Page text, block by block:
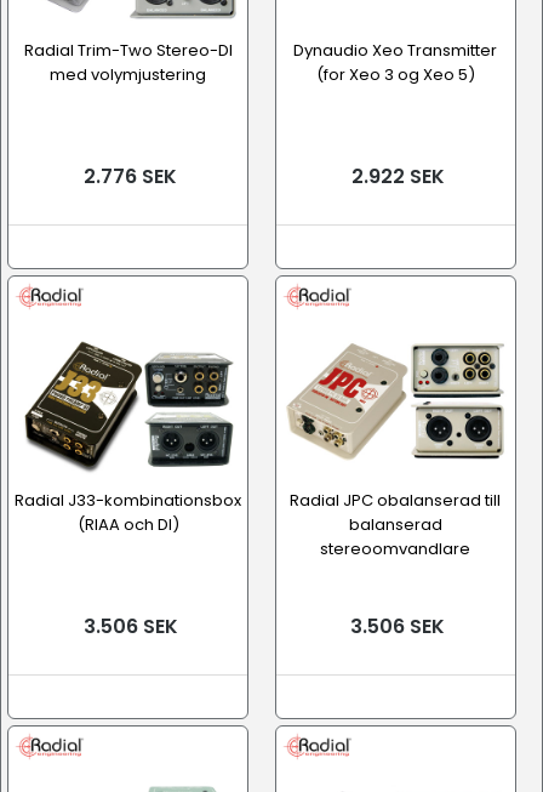
Radial Trim-Two Stereo-DI
med volymjustering
2.776 SEK
Dynaudio Xeo Transmitter
(for Xeo 3 og Xeo 5)
2.922 SEK
Radial J33-kombinationsbox
(RIAA och DI)
3.506 SEK
Radial JPC obalanserad till
balanserad
stereoomvandlare
3.506 SEK